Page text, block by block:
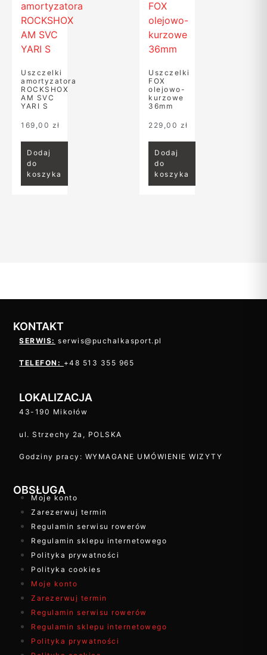
Uszczelki
amortyzatora
ROCKSHOX
AM SVC
YARI S
169,00 zł
Dodaj
do
koszyka
Uszczelki
FOX
olejowo-
kurzowe
36mm
229,00 zł
Dodaj
do
koszyka
KONTAKT
SERWIS: serwis@puchalkasport.pl
TELEFON: +48 513 355 965
LOKALIZACJA
43-190 Mikołów
ul. Strzechy 2a, POLSKA
Godziny pracy: WYMAGANE UMÓWIENIE WIZYTY
OBSŁUGA
Moje konto
Zarezerwuj termin
Regulamin serwisu rowerów
Regulamin sklepu internetowego
Polityka prywatności
Polityka cookies
Moje konto
Zarezerwuj termin
Regulamin serwisu rowerów
Regulamin sklepu internetowego
Polityka prywatności